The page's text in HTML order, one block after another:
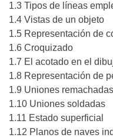
1.3 Tipos de líneas
1.4 Vistas de un objeto
1.5 Representación de
1.6 Croquizado
1.7 El acotado en el
1.8 Representación de
1.9 Uniones
1.10 Uniones soldadas
1.11 Estado superficial
1.12 Planos de naves